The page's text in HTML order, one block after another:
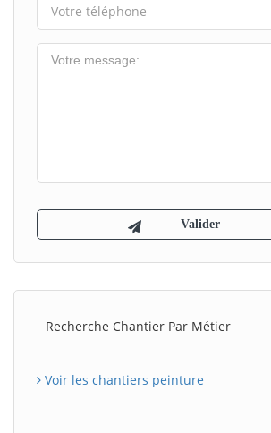
Recherche Chantier Par Métier
Voir les chantiers peinture